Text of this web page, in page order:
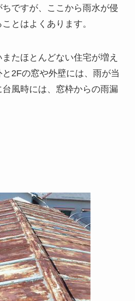
ですが、ここから雨水が侵
とはよくあります。
たほとんどない住宅が増え
2Fの窓や外壁には、雨が当
風時には、窓枠からの雨漏